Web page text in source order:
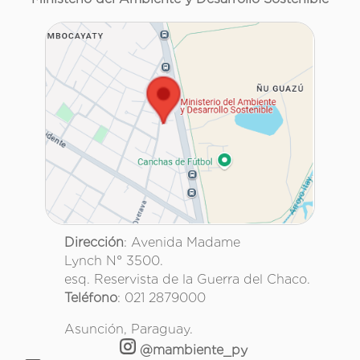
Dirección: Avenida Madame
Lynch N° 3500.
esq. Reservista de la Guerra del Chaco.
Teléfono: 021 2879000
Asunción, Paraguay.
@mambiente_py